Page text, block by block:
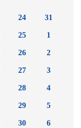
24
25
26
27
28
29
30
31
1
2
3
4
5
6